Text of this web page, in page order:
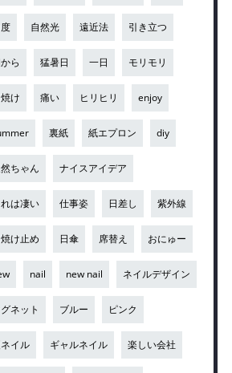
自然光 遠近法 引き立つ
ら 猛暑日 一日 モリモリ
け 痛い ヒリヒリ enjoy
裏紙 紙エプロン diy
ちゃん ナイスアイデア
は凄い 仕事姿 日差し 紫外線
焼け止め 日傘 席替え おにゅー
nail new nail ネイルデザイン
ネット ブルー ピンク
イル ギャルネイル 楽しい会社